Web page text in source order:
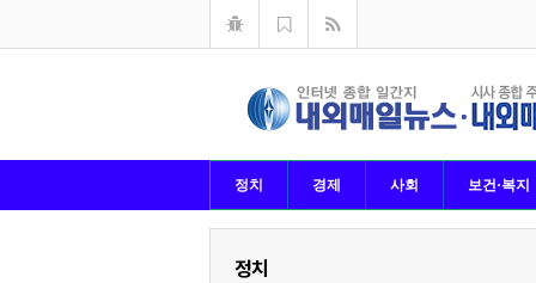
정치 경제 사회 보건·복지
정치